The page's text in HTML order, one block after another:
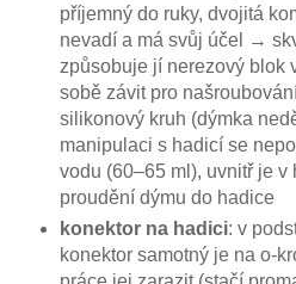
příjemný do ruky, dvojitá
nevadí a má svůj účel →
způsobuje jí nerezový blok
sobě závit pro
silikonový kruh (dýmka
manipulaci s hadicí se
vodu (60–65 ml), uvnitř je v
proudění dýmu do hadice
konektor na hadici: v
konektor samotný je na o-